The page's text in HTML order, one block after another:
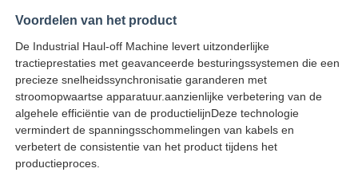
kabelmachine
Paar draaiende machine
draad die machine legt
terugspoelen machine
Voordelen van het product
De Industrial Haul-off Machine levert uitzonderlijke
tractieprestaties met geavanceerde besturingssystemen die een
precieze snelheidssynchronisatie garanderen met
stroomopwaartse apparatuur.aanzienlijke verbetering van de
algehele efficiëntie van de productielijnDeze technologie
vermindert de spanningsschommelingen van kabels en
verbetert de consistentie van het product tijdens het
productieproces.